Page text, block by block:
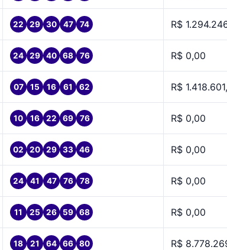
22 29 30 47 74 R$
24 29 40 68 76 R$ 0,00
07 15 16 61 62 R$
10 16 22 69 76 R$ 0,00
02 20 29 33 46 R$ 0,00
24 41 47 76 78 R$ 0,00
11 25 26 59 68 R$ 0,00
18 21 64 66 80 R$